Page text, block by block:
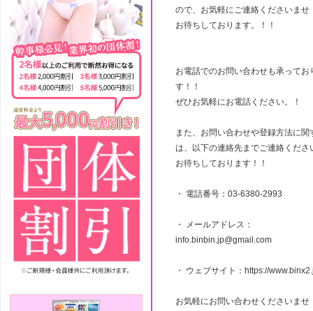
ので、お気軽にご連絡くださいませ
お待ちしております。！！
お電話でのお問い合わせも承ってお
す！！
ぜひお気軽にお電話ください。！
また、お問い合わせや登録方法に関
は、以下の連絡先までご連絡くださ
お待ちしております！！
・ 電話番号：03-6380-2993
・ メールアドレス：
info.binbin.jp@gmail.com
・ ウェブサイト：https://
お気軽にお問い合わせくださいませ